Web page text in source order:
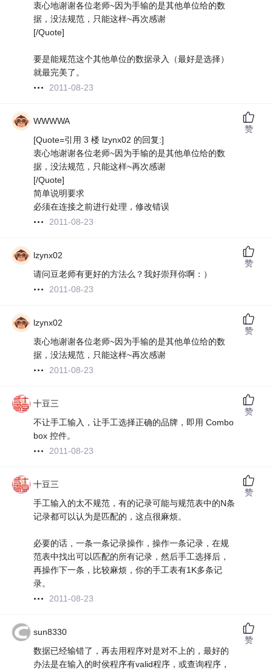
衷心地谢谢各位老师~因为手输的是其他单位给的数
据，没法规范，只能这样~再次感谢
[/Quote]
要是能规范这个其他单位的数据录入（最好是选择）
就最完美了。
2011-08-23
WWWWA
[Quote=引用 3 楼 lzynx02 的回复:]
衷心地谢谢各位老师~因为手输的是其他单位给的数
据，没法规范，只能这样~再次感谢
[/Quote]
简单说明要求
必须在连接之前进行处理，修改错误
2011-08-23
赞
lzynx02
请问豆老师有更好的方法么？我好崇拜你啊：）
2011-08-23
赞
lzynx02
衷心地谢谢各位老师~因为手输的是其他单位给的数
据，没法规范，只能这样~再次感谢
2011-08-23
赞
十豆三
不让手工输入，让手工选择正确的品牌，即用 Combo
box 控件。
2011-08-23
赞
十豆三
手工输入的太不规范，有的记录可能与规范表中的N条
记录都可以认为是匹配的，这点很麻烦。
必要的话，一条一条记录操作，操作一条记录，在规
范表中找出可以匹配的所有记录，然后手工选择后，
再操作下一条，比较麻烦，你的手工表有1K多条记
录。
2011-08-23
赞
sun8330
数据已经输错了，再去用程序对是对不上的，最好的
办法是在输入的时侯程序有valid程序，或查询程序，
赞